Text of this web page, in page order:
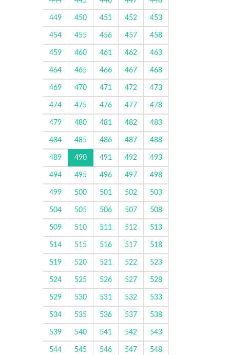
449 450 451 452 453
454 455 456 457 458
459 460 461 462 463
464 465 466 467 468
469 470 471 472 473
474 475 476 477 478
479 480 481 482 483
484 485 486 487 488
489 490 491 492 493
494 495 496 497 498
499 500 501 502 503
504 505 506 507 508
509 510 511 512 513
514 515 516 517 518
519 520 521 522 523
524 525 526 527 528
529 530 531 532 533
534 535 536 537 538
539 540 541 542 543
544 545 546 547 548